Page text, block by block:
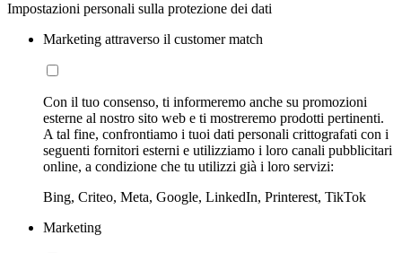
Impostazioni personali sulla protezione dei dati
Marketing attraverso il customer match
Con il tuo consenso, ti informeremo anche su promozioni
esterne al nostro sito web e ti mostreremo prodotti pertinenti.
A tal fine, confrontiamo i tuoi dati personali crittografati con i
seguenti fornitori esterni e utilizziamo i loro canali pubblicitari
online, a condizione che tu utilizzi già i loro servizi:
Bing, Criteo, Meta, Google, LinkedIn, Printerest, TikTok
Marketing